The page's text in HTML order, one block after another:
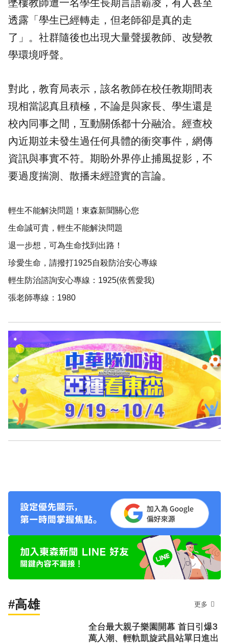
墜樓教師遭一名學生長期言語霸凌，有人甚至
透露「學生已經轉走，但老師卻是真的走
了」。社群隨後也出現大量聲援教師、改變教
學環境呼聲。
對此，教育局表示，該名教師在校任教期間表
現相當認真且積極，不論是與家長、學生還是
校內同事之間，互動關係都十分融洽。經查校
內近期並未發生過任何具體的衝突事件，網傳
資訊與事實不符。期盼外界停止捕風捉影，不
要過度揣測、散播未經證實的言論。
輕生不能解決問題！東森新聞關心您
生命誠可貴，輕生不能解決問題
退一步想，可為生命找到出路！
珍愛生命，請撥打1925自殺防治安心專線
輕生防治諮詢安心專線：1925(依舊愛我)
張老師專線：1980
#高雄 更多
全台最大親子樂園開幕 首日引爆3
萬人潮、輕軌凱旋武昌站單日進出